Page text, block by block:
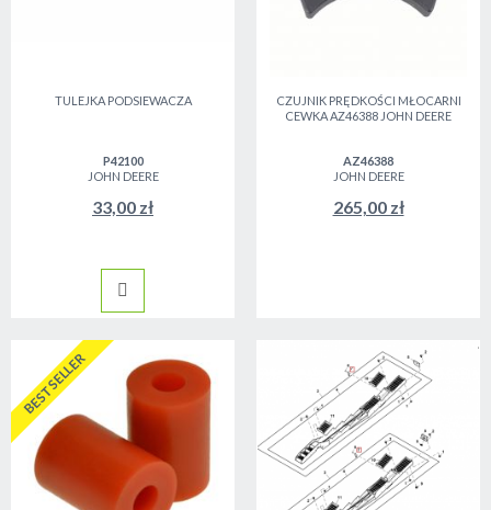
TULEJKA PODSIEWACZA
P42100
JOHN DEERE
33,00 zł
CZUJNIK PRĘDKOŚCI MŁOCARNI
CEWKA AZ46388 JOHN DEERE
AZ46388
JOHN DEERE
265,00 zł
BESTSELLER